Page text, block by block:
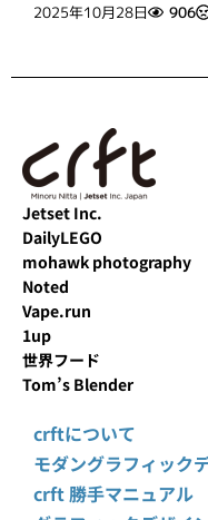
2025年10月28日 906
Jetset Inc.
DailyLEGO
mohawk photography
Noted
Vape.run
1up
世界フード
Tom’s Blender
crftについて
モダングラフィック
crft 勝手マニュアル